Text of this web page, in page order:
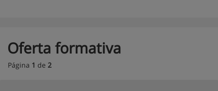
Oferta formativa
Página 1 de 2